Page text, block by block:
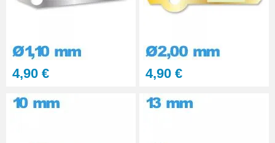
4,90 € 4,90 €